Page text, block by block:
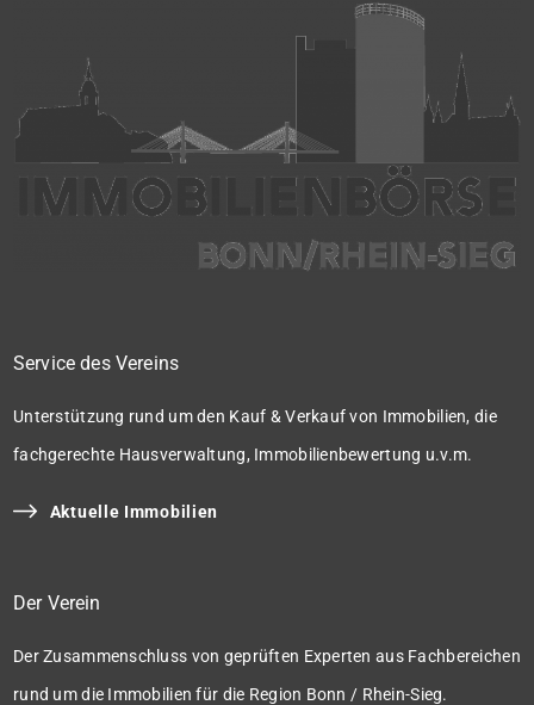
Der Verein
Der Zusammenschluss von geprüften Experten aus Fachbereichen
rund um die Immobilien für die Region Bonn / Rhein-Sieg.
Service des Vereins
Unterstützung rund um den Kauf & Verkauf von Immobilien, die
fachgerechte Hausverwaltung, Immobilienbewertung u.v.m.
Aktuelle Immobilien